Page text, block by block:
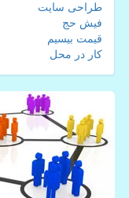
طراحی سایت
فیش حج
قیمت بیسیم
کار در محل